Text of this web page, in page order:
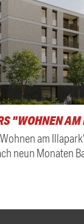
"WOHNEN
am
neun Monaten